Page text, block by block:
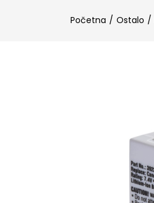
Početna Ostalo